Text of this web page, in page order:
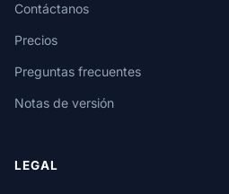
Contáctanos
Precios
Preguntas frecuentes
Notas de versión
LEGAL